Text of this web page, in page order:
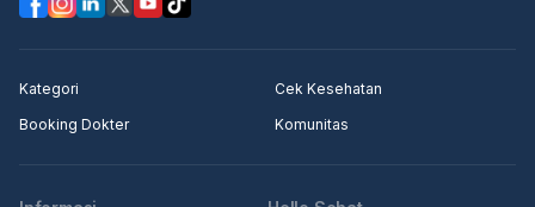
Kategori
Cek Kesehatan
Booking Dokter
Komunitas